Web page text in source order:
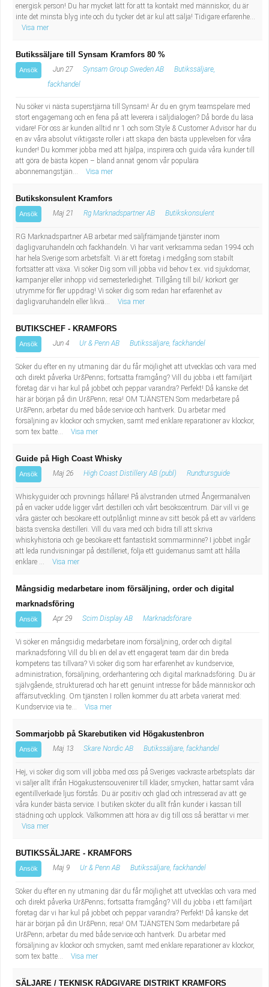
energisk person! Du har mycket lätt för att ta kontakt med människor, du är
inte det minsta blyg inte och du tycker det är kul att sälja! Tidigare erfarenhe...
Visa mer
Butikssäljare till Synsam Kramfors 80 %
Ansök Jun 27 Synsam Group Sweden AB
Butikssäljare,
fackhandel
Nu söker vi nästa superstjärna till Synsam! Är du en grym teamspelare med
stort engagemang och en fena på att leverera i säljdialogen? Då borde du läsa
vidare! För oss är kunden alltid nr 1 och som Style & Customer Advisor har du
en av våra absolut viktigaste roller i att skapa den bästa upplevelsen för våra
kunder! Du kommer jobba med att hjälpa, inspirera och guida våra kunder till
att göra de bästa köpen – bland annat genom vår populära
abonnemangstjän...
Visa mer
Butikskonsulent Kramfors
Ansök Maj 21 Rg Marknadspartner AB Butikskonsulent
RG Marknadspartner AB arbetar med säljfrämjande tjänster inom
dagligvaruhandeln och fackhandeln. Vi har varit verksamma sedan 1994 och
har hela Sverige som arbetsfält. Vi är ett företag i medgång som stabilt
fortsätter att växa. Vi söker Dig som vill jobba vid behov t.ex. vid sjukdomar,
kampanjer eller inhopp vid semesterledighet. Tillgång till bil/ körkort ger
utrymme för fler uppdrag! Vi söker dig som redan har erfarenhet av
dagligvaruhandeln eller likvä...
Visa mer
BUTIKSCHEF - KRAMFORS
Ansök Jun 4 Ur & Penn AB Butikssäljare, fackhandel
Söker du efter en ny utmaning där du får möjlighet att utvecklas och vara med
och direkt påverka Ur&Penns; fortsatta framgång? Vill du jobba i ett familjärt
företag där vi har kul på jobbet och peppar varandra? Perfekt! Då kanske det
här är början på din Ur&Penn; resa! OM TJÄNSTEN Som medarbetare på
Ur&Penn; arbetar du med både service och hantverk. Du arbetar med
försäljning av klockor och smycken, samt med enklare reparationer av klockor,
som tex batte...
Visa mer
Guide på High Coast Whisky
Ansök Maj 26 High Coast Distillery AB (publ) Rundtursguide
Whiskyguider och provnings hållare! På älvstranden utmed Ångermanälven
på en vacker udde ligger vårt destilleri och vårt besökscentrum. Där vill vi ge
våra gäster och besökare ett outplånligt minne av sitt besök på ett av världens
bästa svenska destilleri. Vill du vara med och bidra till att skriva
whiskyhistoria och ge besökare ett fantastiskt sommarminne? I jobbet ingår
att leda rundvisningar på destilleriet, följa ett guidemanus samt att hålla
enklare ...
Visa mer
Mångsidig medarbetare inom försäljning, order och digital
marknadsföring
Ansök Apr 29 Scim Display AB Marknadsförare
Vi söker en mångsidig medarbetare inom försäljning, order och digital
marknadsföring Vill du bli en del av ett engagerat team där din breda
kompetens tas tillvara? Vi söker dig som har erfarenhet av kundservice,
administration, försäljning, orderhantering och digital marknadsföring. Du är
självgående, strukturerad och har ett genuint intresse för både människor och
affärsutveckling. Om tjänsten I rollen kommer du att arbeta varierat med:
Kundservice via te...
Visa mer
Sommarjobb på Skarebutiken vid Högakustenbron
Ansök Maj 13 Skare Nordic AB Butikssäljare, fackhandel
Hej, vi söker dig som vill jobba med oss på Sveriges vackraste arbetsplats där
vi säljer allt ifrån Högakustensouvenirer till kläder, smycken, hattar samt våra
egentillverkade ljus förstås. Du är positiv och glad och intresserad av att ge
våra kunder bästa service. I butiken sköter du allt från kunder i kassan till
städning och upplock. Välkommen att höra av dig till oss så berättar vi mer.
Visa mer
BUTIKSSÄLJARE - KRAMFORS
Ansök Maj 9 Ur & Penn AB Butikssäljare, fackhandel
Söker du efter en ny utmaning där du får möjlighet att utvecklas och vara med
och direkt påverka Ur&Penns; fortsatta framgång? Vill du jobba i ett familjärt
företag där vi har kul på jobbet och peppar varandra? Perfekt! Då kanske det
här är början på din Ur&Penn; resa! OM TJÄNSTEN Som medarbetare på
Ur&Penn; arbetar du med både service och hantverk. Du arbetar med
försäljning av klockor och smycken, samt med enklare reparationer av klockor,
som tex batte...
Visa mer
SÄLJARE / TEKNISK RÅDGIVARE DISTRIKT KRAMFORS